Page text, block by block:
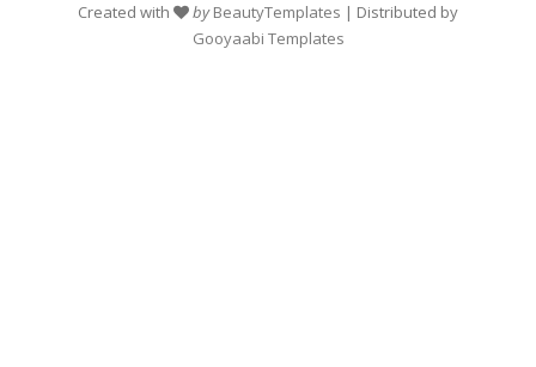
Created with by BeautyTemplates | Distributed by
Gooyaabi Templates